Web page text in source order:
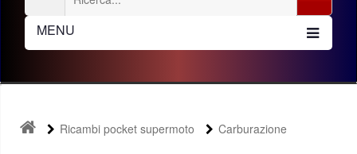
MENU
Ricambi pocket supermoto Carburazione